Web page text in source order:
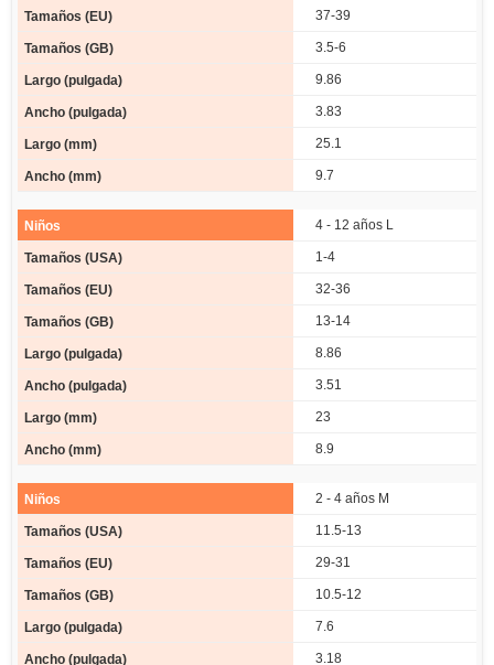
37-39
3.5-6
9.86
3.83
25.1
9.7
4 - 12 años L
1-4
32-36
13-14
8.86
3.51
23
8.9
2 - 4 años M
11.5-13
29-31
10.5-12
7.6
3.18